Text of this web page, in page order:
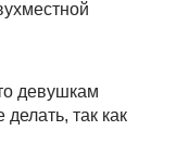
девушкам
так как